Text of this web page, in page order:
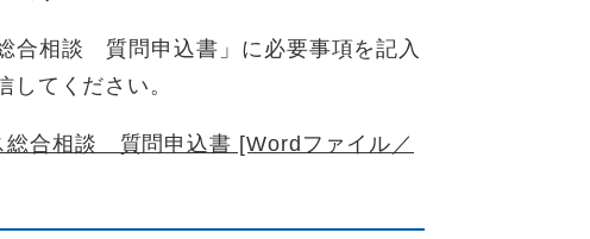
合相談 質問申込書」に必要事項を記入
てください。
総合相談 質問申込書 [Wordファイル／